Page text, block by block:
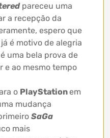
pareceu uma
a recepção da
espero que
já é motivo de alegria
uma bela prova de
e ao mesmo tempo
o PlayStationem
mudança
SaGa
mais